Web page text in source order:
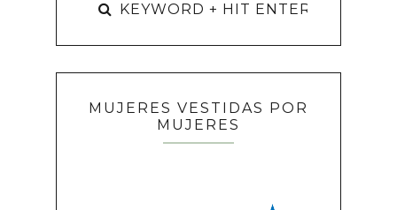
MUJERES VESTIDAS POR
MUJERES